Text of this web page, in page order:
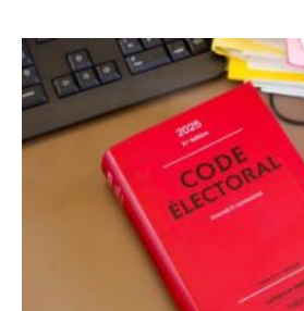
de
Bougival
au
Journal
Exécution
provisoire
d’une
peine
d’inéligibilité